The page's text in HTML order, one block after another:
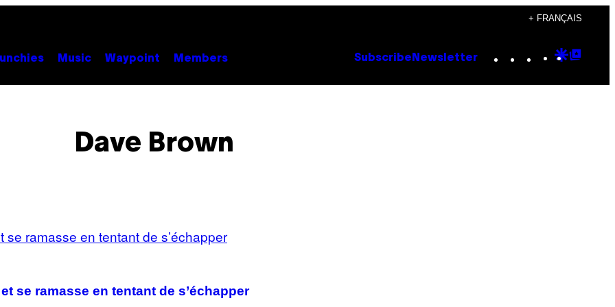
+ FRANÇAIS
Music Waypoint Members Subscribe Newsletter Instagram
TikTok
YouTube
Google
Dave Brown
se ramasse en tentant de s’échapper